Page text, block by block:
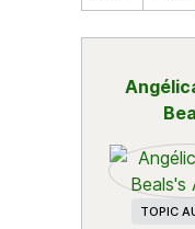
TOPIC